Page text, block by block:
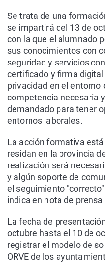
Se trata de una
se impartirá del 13 de
con la que el alumnado
sus conocimientos con
seguridad y servicios
certificado y firma
privacidad en el entorno
competencia necesaria
demandado para tener
entornos laborales.
La acción formativa
residan en la provincia
realización será
y algún soporte de
el seguimiento
indica en nota de
La fecha de
octubre hasta el 10 de
registrar el modelo de
ORVE de los